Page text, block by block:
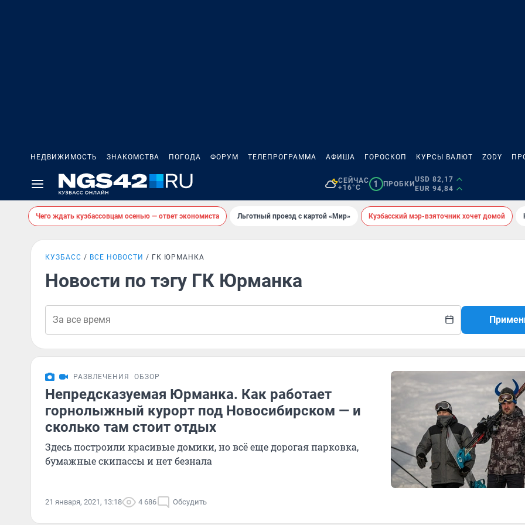
НЕДВИЖИМОСТЬ ЗНАКОМСТВА ПОГОДА ФОРУМ ТЕЛЕПРОГРАММА АФИША ГОРОСКОП КУРСЫ ВАЛЮТ ZODY
СЕЙЧАС
+16°C
1 ПРОБКИ
USD 82,17
EUR 94,84
Чего ждать кузбассовцам осенью — ответ экономиста Льготный проезд с картой «Мир» Кузбасский мэр-взяточник хочет домой
КУЗБАСС ВСЕ НОВОСТИ ГК ЮРМАНКА
Новости по тэгу ГК Юрманка
РАЗВЛЕЧЕНИЯ ОБЗОР
Непредсказуемая Юрманка. Как работает
горнолыжный курорт под Новосибирском — и
сколько там стоит отдых
Здесь построили красивые домики, но всё еще дорогая парковка,
бумажные скипассы и нет безнала
21 января, 2021, 13:18 4 686 Обсудить